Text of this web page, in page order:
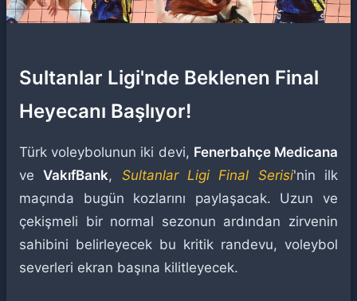
Sultanlar Ligi'nde Beklenen Final
Heyecanı Başlıyor!
Türk voleybolunun iki devi, Fenerbahçe Medicana
veVakıfBank, Sultanlar Ligi Final Serisi'nin ilk
maçında bugün kozlarını paylaşacak. Uzun ve
çekişmeli bir normal sezonun ardından zirvenin
sahibini belirleyecek bu kritik randevu, voleybol
severleri ekran başına kilitleyecek.